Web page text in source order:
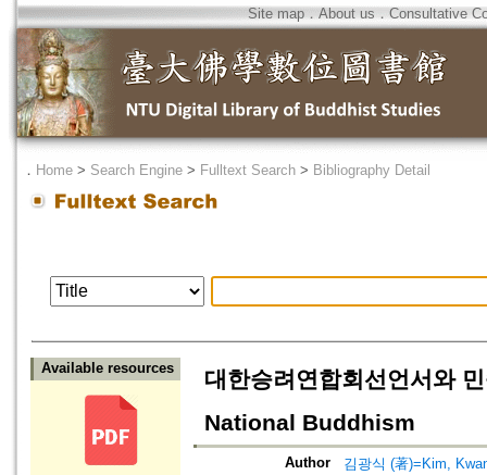
Site map．About us ． Consultative
． Home > Search Engine > Fulltext Search > Bibliography Detail
Available resources
대한승려연합회선언서와
National Buddhism
Author
김광식 (著)=Kim,